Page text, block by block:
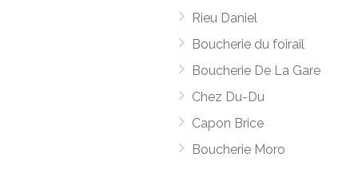
Rieu Daniel
Boucherie du foirail
Boucherie De La Gare
Chez Du-Du
Capon Brice
Boucherie Moro